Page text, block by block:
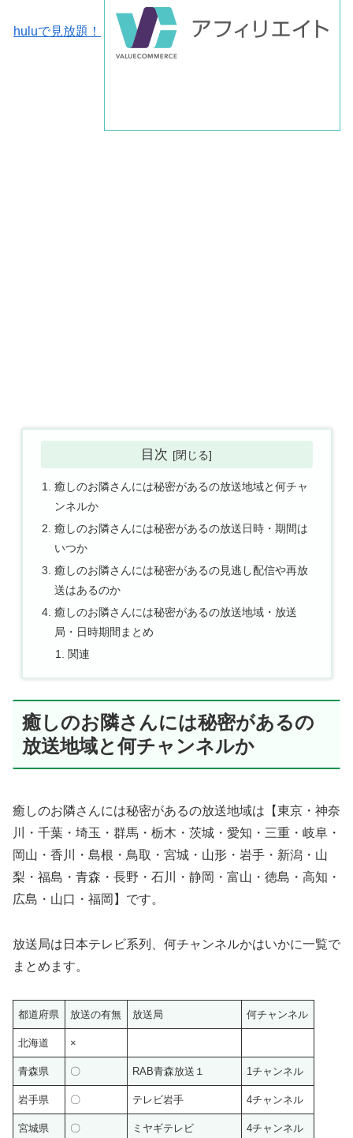
huluで見放題！
目次
癒しのお隣さんには秘密があるの放送地域と何チャ
ンネルか
癒しのお隣さんには秘密があるの放送日時・期間は
いつか
癒しのお隣さんには秘密があるの見逃し配信や再放
送はあるのか
癒しのお隣さんには秘密があるの放送地域・放送
局・日時期間まとめ
関連
癒しのお隣さんには秘密があるの
放送地域と何チャンネルか
癒しのお隣さんには秘密があるの放送地域は【東京・神奈
川・千葉・埼玉・群馬・栃木・茨城・愛知・三重・岐阜・
岡山・香川・島根・鳥取・宮城・山形・岩手・新潟・山
梨・福島・青森・長野・石川・静岡・富山・徳島・高知・
広島・山口・福岡】です。
放送局は日本テレビ系列、何チャンネルかはいかに一覧で
まとめます。
都道府県 放送の有無 放送局 何チャンネル
北海道 ×
青森県 〇 RAB青森放送１ 1チャンネル
岩手県 〇 テレビ岩手 4チャンネル
宮城県 〇 ミヤギテレビ 4チャンネル